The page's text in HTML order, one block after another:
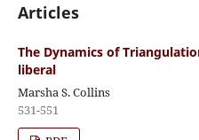
Articles
The Dynamics of
liberal
Marsha S. Collins
531-551